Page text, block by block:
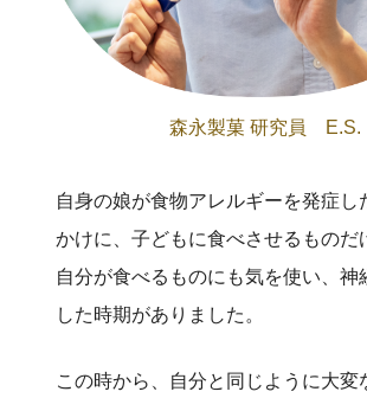
森永製菓 研究員 E.S.
自身の娘が食物アレルギーを発症し
かけに、子どもに食べさせるものだ
自分が食べるものにも気を使い、神
した時期がありました。
この時から、自分と同じように大変